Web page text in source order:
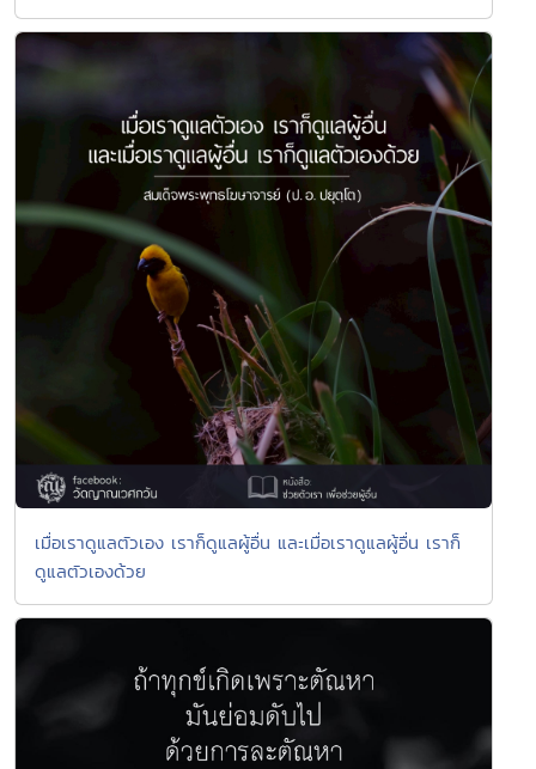
เมื่อเราดูแลตัวเอง เราก็ดูแลผู้อื่น และเมื่อเราดูแลผู้อื่น เราก็
ดูแลตัวเองด้วย